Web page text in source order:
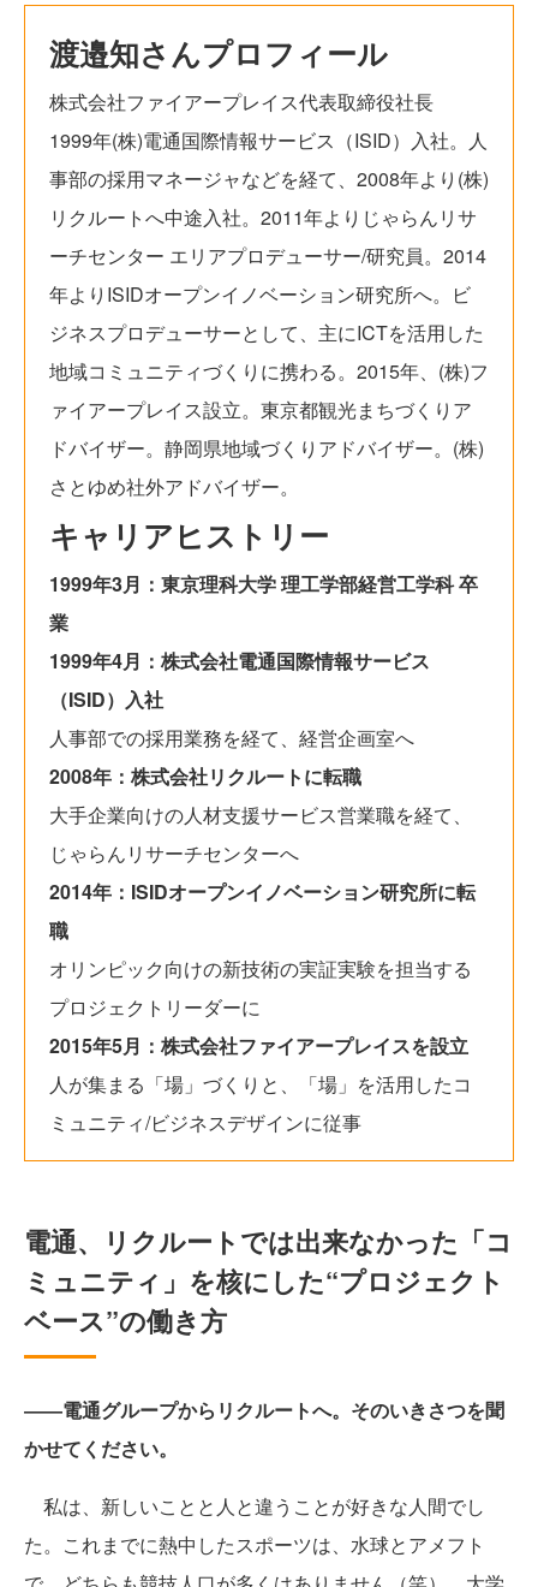
渡邉知さんプロフィール
株式会社ファイアープレイス代表取締役社長
1999年(株)電通国際情報サービス（ISID）入社。人
事部の採用マネージャなどを経て、2008年より(株)
リクルートへ中途入社。2011年よりじゃらんリサ
ーチセンター エリアプロデューサー/研究員。2014
年よりISIDオープンイノベーション研究所へ。ビ
ジネスプロデューサーとして、主にICTを活用した
地域コミュニティづくりに携わる。2015年、(株)フ
ァイアープレイス設立。東京都観光まちづくりア
ドバイザー。静岡県地域づくりアドバイザー。(株)
さとゆめ社外アドバイザー。
キャリアヒストリー
1999年3月：東京理科大学 理工学部経営工学科 卒
業
1999年4月：株式会社電通国際情報サービス
（ISID）入社
人事部での採用業務を経て、経営企画室へ
2008年：株式会社リクルートに転職
大手企業向けの人材支援サービス営業職を経て、
じゃらんリサーチセンターへ
2014年：ISIDオープンイノベーション研究所に転
職
オリンピック向けの新技術の実証実験を担当する
プロジェクトリーダーに
2015年5月：株式会社ファイアープレイスを設立
人が集まる「場」づくりと、「場」を活用したコ
ミュニティ/ビジネスデザインに従事
電通、リクルートでは出来なかった「コ
ミュニティ」を核にした“プロジェクト
ベース”の働き方
――電通グループからリクルートへ。そのいきさつを聞
かせてください。
私は、新しいことと人と違うことが好きな人間でし
た。これまでに熱中したスポーツは、水球とアメフト